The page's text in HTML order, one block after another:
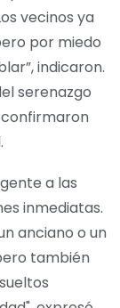
vecinos ya
por miedo
indicaron.
serenazgo
confirmaron
a las
inmediatas.
anciano o un
también